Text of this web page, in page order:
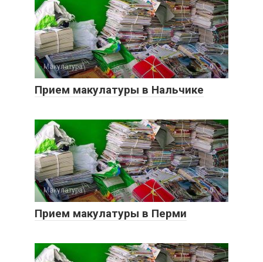
Макулатура 0
Прием макулатуры в Нальчике
Макулатура 0
Прием макулатуры в Перми